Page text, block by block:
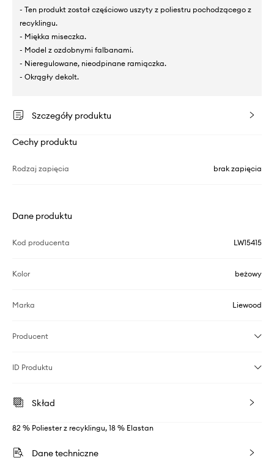
- Ten produkt został częściowo uszyty z poliestru pochodzącego z
recyklingu.
- Miękka miseczka.
- Model z ozdobnymi falbanami.
- Nieregulowane, nieodpinane ramiączka.
- Okrągły dekolt.
Szczegóły produktu
Cechy produktu
Rodzaj zapięcia brak zapięcia
Dane produktu
Kod producenta LW15415
Kolor beżowy
Marka Liewood
Producent
ID Produktu
Skład
82 % Poliester z recyklingu, 18 % Elastan
Dane techniczne